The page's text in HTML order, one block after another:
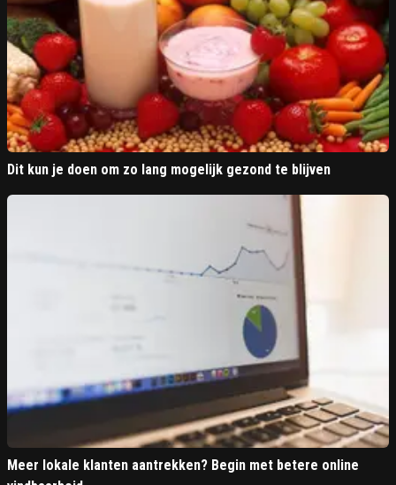
Dit kun je doen om zo lang mogelijk gezond te blijven
Meer lokale klanten aantrekken? Begin met betere online